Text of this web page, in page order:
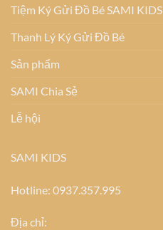
Tiệm Ký Gửi Đồ Bé SAMI KIDS
Thanh Lý Ký Gửi Đồ Bé
Sản phẩm
SAMI Chia Sẻ
Lễ hội
SAMI KIDS
Hotline: 0937.357.995
Địa chỉ: